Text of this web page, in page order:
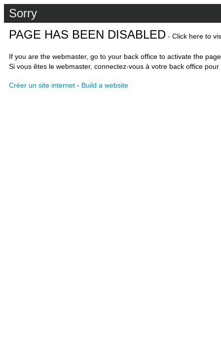
Sorry
PAGE HAS BEEN DISABLED - Click here to
If you are the webmaster, go to your back office to activate the
Si vous êtes le webmaster, connectez-vous à votre back office
Créer un site internet - Build a website